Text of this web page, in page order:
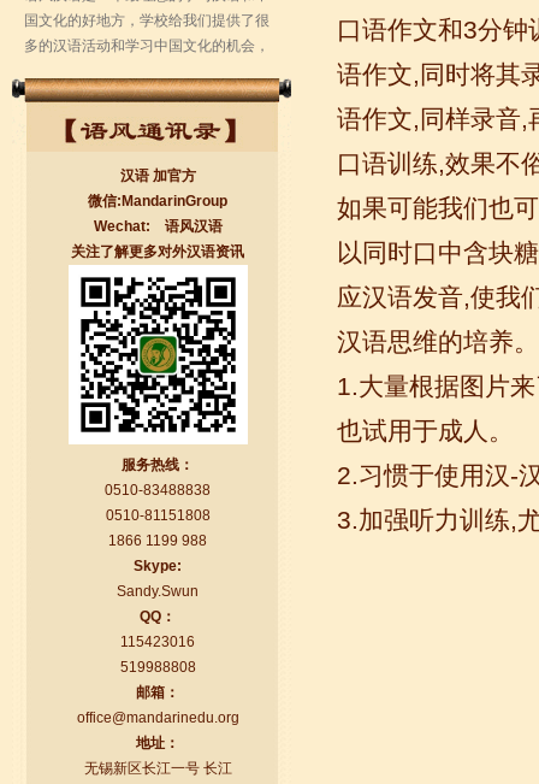
无锡语风汉语学校Jessie
我学习汉语已经八年了,我能听明白别人
说汉语,但是我自己说汉语却觉得说不出
口。我现在在语风汉语无锡校学习，每
天我都学习中国文化...
语风汉语学生Florent
我非常喜欢无锡语风汉语学校，这里真
的有最简单的汉语学习方法，我学习汉
语的速度比我原来打算的快得多。我的
汉语 加官方
微信:MandarinGroup
Wechat: 语风汉语
关注了解更多对外汉语资讯
服务热线：
0510-83488838
0510-81151808
1866 1199 988
Skype:
Sandy.Swun
QQ：
115423016
519988808
邮箱：
office@mandarinedu.org
地址：
无锡新区长江一号 长江
口语作文和3分钟
语作文,同时将其
语作文,同样录音,
口语训练,效果不
如果可能我们也
以同时口中含块
应汉语发音,使我
汉语思维的培养。
1.大量根据图片
也试用于成人。
2.习惯于使用汉-
3.加强听力训练,